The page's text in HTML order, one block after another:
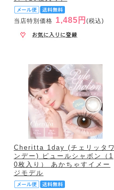
当店特別価格 1,485円 (税込)
Cheritta 1day (チェリッタワ
ンデー) ピュールシャボン（1
0枚入り） あかちゃすイメー
ジモデル